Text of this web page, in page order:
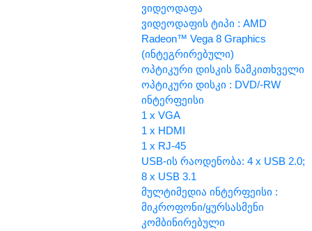
ვიდეოდაფა
ვიდეოდაფის ტიპი : AMD
Radeon™ Vega 8 Graphics
(ინტეგრირებული)
ოპტიკური დისკის წამკითხველი
ოპტიკური დისკი : DVD/-RW
ინტერფეისი
1 x VGA
1 x HDMI
1 x RJ-45
USB-ის რაოდენობა: 4 x USB 2.0;
8 x USB 3.1
მულტიმედია ინტერფეისი :
მიკროფონი/ყურსასმენი
კომბინირებული